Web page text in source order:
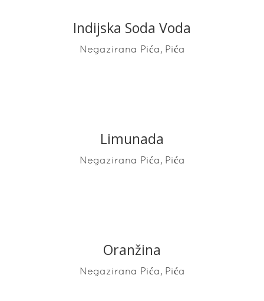
READ MORE
Indijska Soda Voda
Negazirana Pića, Pića
READ MORE
Limunada
Negazirana Pića, Pića
READ MORE
Oranžina
Negazirana Pića, Pića